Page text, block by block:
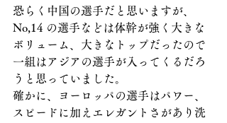
恐らく中国の選手だと思いますが、
No,14 の選手などは体幹が強く大きな
ボリューム、大きなトップだったので
一組はアジアの選手が入ってくるだろ
うと思っていました。
確かに、ヨーロッパの選手はパワー、
スピードに加えエレガントさがあり洗